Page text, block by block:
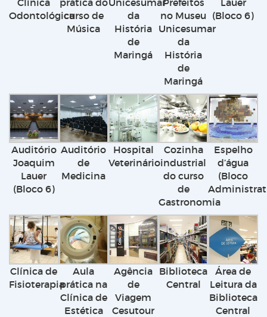
Odontológicacurso de
Música
da
História
de
Maringá
no Museu
Unicesumar
da
História
de
Maringá
(Bloco 6)
Auditório
Joaquim
Lauer
(Bloco 6)
Auditório
de
Medicina
Hospital
Veterinário
Cozinha
industrial
do curso
de
Gastronomia
Espelho
d’água
(Bloco
Clínica de
Fisioterapia
Aula
prática na
Clínica de
Estética
Agência
de
Viagem
Cesutour
Biblioteca
Central
Área de
Leitura da
Biblioteca
Central